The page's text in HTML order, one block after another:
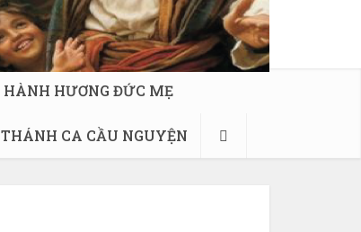
HÀNH HƯƠNG ĐỨC MẸ
THÁNH CA CẦU NGUYỆN